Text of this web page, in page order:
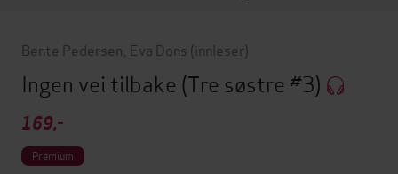
Bente Pedersen Eva Dons (innleser)
Ingen vei tilbake (Tre søstre #3)
169,-
Premium